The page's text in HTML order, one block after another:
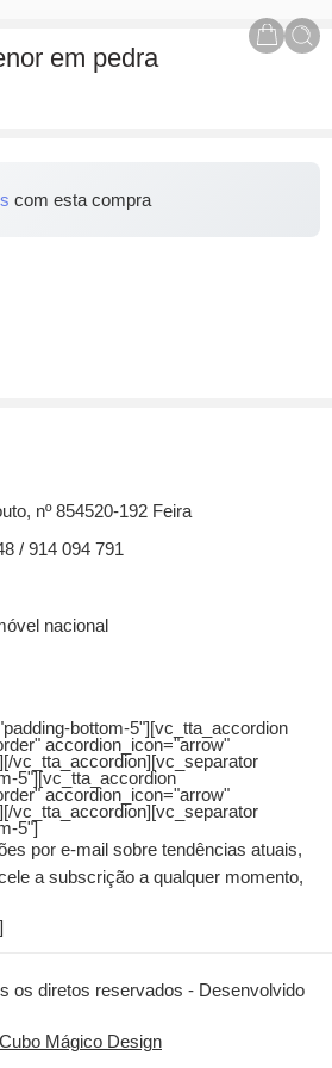
em pedra
com esta compra
nº 854520-192 Feira
/ 914 094 791
nacional
bottom-5"][vc_tta_accordion
accordion_icon="arrow"
[/vc_tta_accordion][vc_separator
5"][vc_tta_accordion
accordion_icon="arrow"
[/vc_tta_accordion][vc_separator
5"]
por e-mail sobre tendências atuais,
a subscrição a qualquer momento,
os diretos reservados - Desenvolvido
Cubo Mágico Design